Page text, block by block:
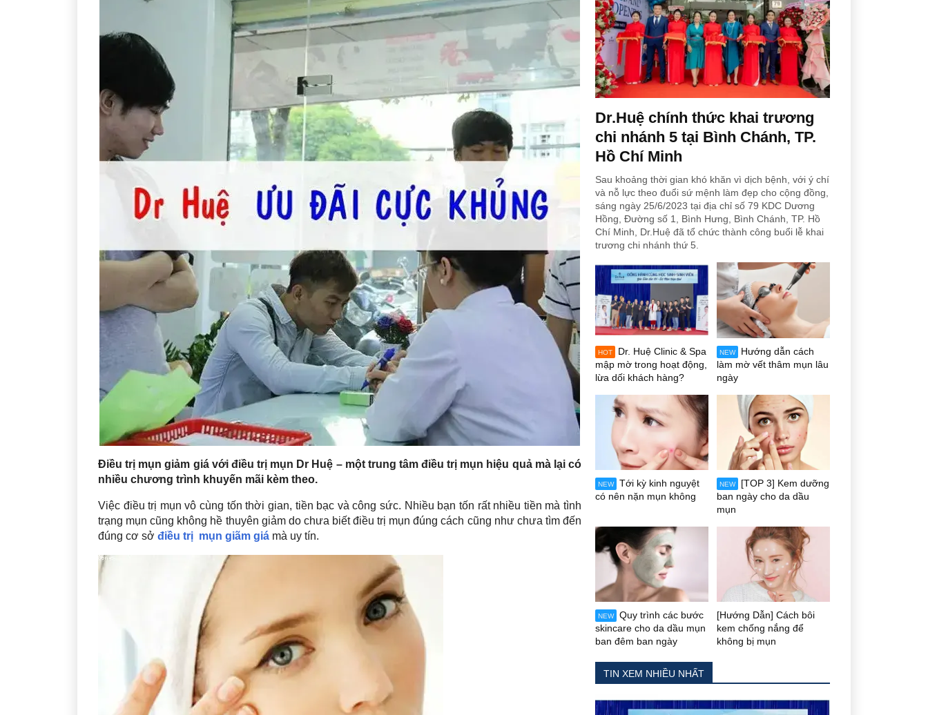
Điều trị mụn giảm giá với điều trị mụn Dr Huệ – một trung tâm điều trị mụn hiệu quả mà lại có
nhiều chương trình khuyến mãi kèm theo.
Việc điều trị mụn vô cùng tốn thời gian, tiền bạc và công sức. Nhiều bạn tốn rất nhiều tiền mà tình
trạng mụn cũng không hề thuyên giảm do chưa biết điều trị mụn đúng cách cũng như chưa tìm đến
đúng cơ sở điều trị mụn giãm giá mà uy tín.
Dr.Huệ chính thức khai trương
chi nhánh 5 tại Bình Chánh, TP.
Hồ Chí Minh
Sau khoảng thời gian khó khăn vì dịch bệnh, với ý chí
và nỗ lực theo đuổi sứ mệnh làm đẹp cho cộng đồng,
sáng ngày 25/6/2023 tại địa chỉ số 79 KDC Dương
Hồng, Đường số 1, Bình Hưng, Bình Chánh, TP. Hồ
Chí Minh, Dr.Huệ đã tổ chức thành công buổi lễ khai
trương chi nhánh thứ 5.
HOT
Dr. Huệ Clinic & Spa
mập mờ trong hoạt động,
lừa dối khách hàng?
NEW
Hướng dẫn cách
làm mờ vết thâm mụn lâu
ngày
NEW
Tới kỳ kinh nguyệt
có nên nặn mụn không
NEW
[TOP 3] Kem dưỡng
ban ngày cho da dầu
mụn
NEW
Quy trình các bước
skincare cho da dầu mụn
ban đêm ban ngày
[Hướng Dẫn] Cách bôi
kem chống nắng để
không bị mụn
TIN XEM NHIỀU NHẤT